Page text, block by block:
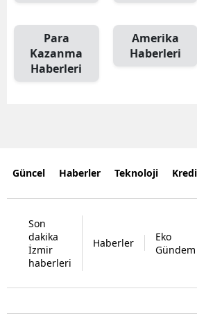
Para
Kazanma
Haberleri
Amerika
Haberleri
Güncel Haberler Teknoloji Kredi
Son
dakika
İzmir
haberleri
Haberler
Eko
Gündem